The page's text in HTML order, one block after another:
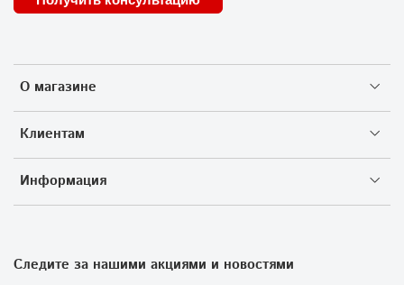
О магазине
Клиентам
Информация
Следите за нашими акциями и новостями